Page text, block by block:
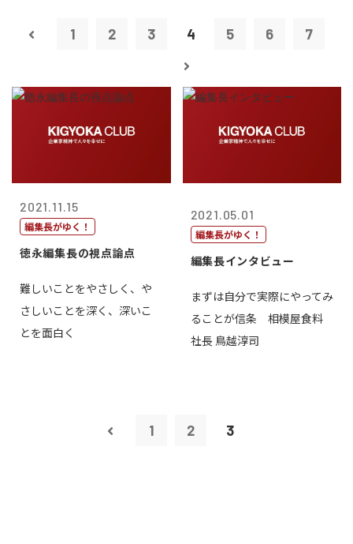
1 2 3 4 5 6 7
2021.11.15
編集長がゆく！
徳永編集長の視点論点
難しいことをやさしく、や
さしいことを深く、深いこ
とを面白く
2021.05.01
編集長がゆく！
編集長インタビュー
まずは自分で実際にやってみ
ることが信条 相模屋食料
社長 鳥越淳司
1 2 3